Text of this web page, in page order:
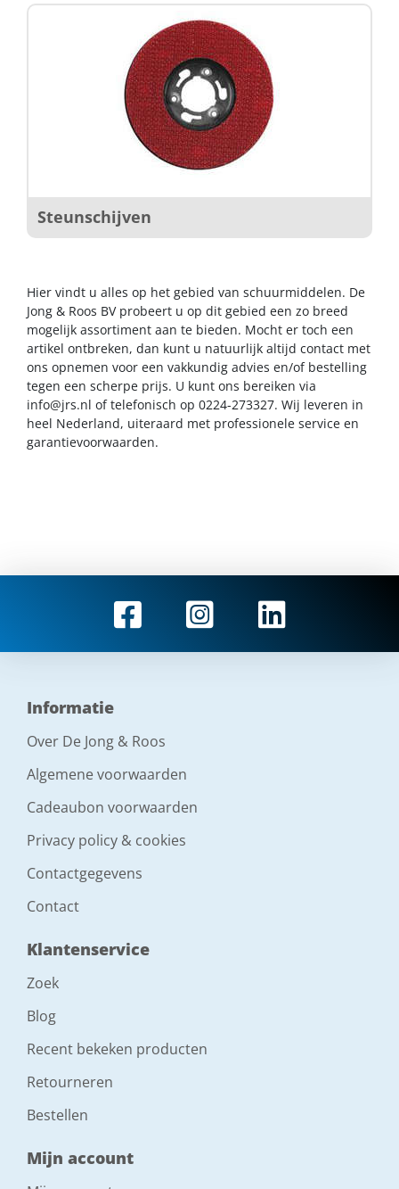
Steunschijven
Hier vindt u alles op het gebied van schuurmiddelen. De
Jong & Roos BV probeert u op dit gebied een zo breed
mogelijk assortiment aan te bieden. Mocht er toch een
artikel ontbreken, dan kunt u natuurlijk altijd contact met
ons opnemen voor een vakkundig advies en/of bestelling
tegen een scherpe prijs. U kunt ons bereiken via
info@jrs.nl of telefonisch op 0224-273327. Wij leveren in
heel Nederland, uiteraard met professionele service en
garantievoorwaarden.
Informatie
Over De Jong & Roos
Algemene voorwaarden
Cadeaubon voorwaarden
Privacy policy & cookies
Contactgegevens
Contact
Klantenservice
Zoek
Blog
Recent bekeken producten
Retourneren
Bestellen
Mijn account